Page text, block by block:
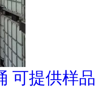
可提供样品